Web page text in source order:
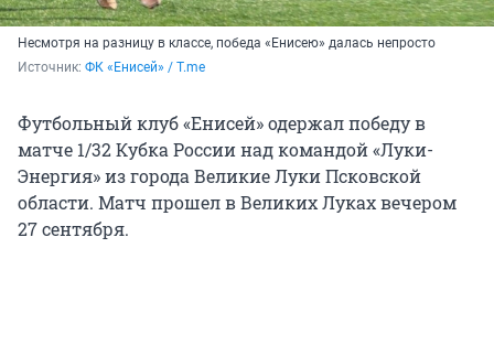
Несмотря на разницу в классе, победа «Енисею» далась непросто
Источник: ФК «Енисей» / T.me
Футбольный клуб «Енисей» одержал победу в
матче 1/32 Кубка России над командой «Луки-
Энергия» из города Великие Луки Псковской
области. Матч прошел в Великих Луках вечером
27 сентября.